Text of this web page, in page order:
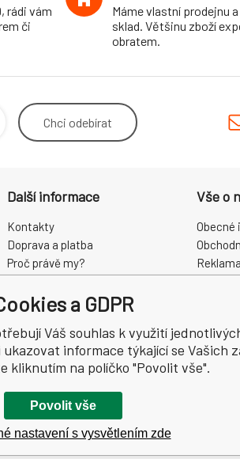
rádi vám
či
Máme vlastní prodejnu
sklad. Většinu zboží
obratem.
Chci odebírat
Další informace
Kontakty
Doprava a platba
Proč právě my?
Kamenná prodejna
Vše o
a GDPR
Váš souhlas k využití
ukazovat informace týkající se Vašich
kliknutím na políčko "Povolit vše".
Povolit vše
nastavení s vysvětlením zde